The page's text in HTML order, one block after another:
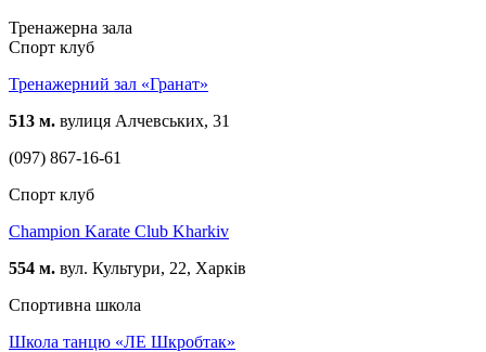
Тренажерна зала
Спорт клуб
Тренажерний зал «Гранат»
513 м. вулиця Алчевських, 31
(097) 867-16-61
Спорт клуб
Champion Karate Club Kharkiv
554 м. вул. Культури, 22, Харків
Спортивна школа
Школа танцю «ЛЕ Шкробтак»